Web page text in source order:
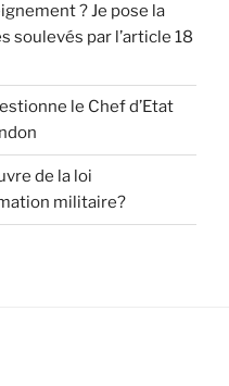
? Je pose la
soulevés par l’article 18
le Chef d’Etat
de la loi
militaire?